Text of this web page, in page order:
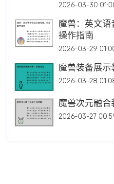
2026-03-30
魔兽：英文
操作指南
2026-03-29
魔兽装备展
2026-03-28
魔兽次元融
2026-03-27